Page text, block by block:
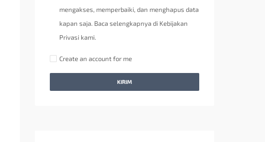
mengakses, memperbaiki, dan menghapus data
kapan saja. Baca selengkapnya di Kebijakan
Privasi kami.
Create an account for me
KIRIM